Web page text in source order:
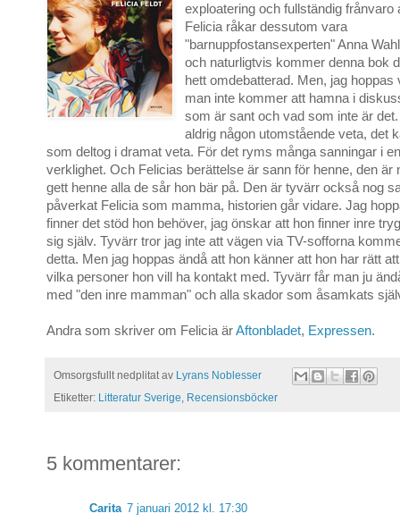
exploatering och fullständig frånvaro
Felicia råkar dessutom vara
"barnuppfostansexperten" Anna
och naturligtvis kommer denna bok
hett omdebatterad. Men, jag hoppas
man inte kommer att hamna i
som är sant och vad som inte är
aldrig någon utomstående veta, det
som deltog i dramat veta. För det ryms många sanningar i
verklighet. Och Felicias berättelse är sann för henne, den är
gett henne alla de sår hon bär på. Den är tyvärr också nog
påverkat Felicia som mamma, historien går vidare. Jag
finner det stöd hon behöver, jag önskar att hon finner inre
sig själv. Tyvärr tror jag inte att vägen via TV-sofforna
detta. Men jag hoppas ändå att hon känner att hon har rätt
vilka personer hon vill ha kontakt med. Tyvärr får man ju
med "den inre mamman" och alla skador som åsamkats
Andra som skriver om Felicia ärAftonbladet, Expressen.
Omsorgsfullt nedplitat av Lyrans Noblesser
Etiketter: Litteratur Sverige, Recensionsböcker
5 kommentarer:
Carita 7 januari 2012 kl. 17:30